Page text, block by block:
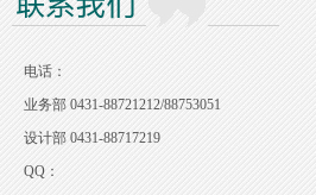
电话：
业务部 0431-88721212/88753051
设计部 0431-88717219
QQ：